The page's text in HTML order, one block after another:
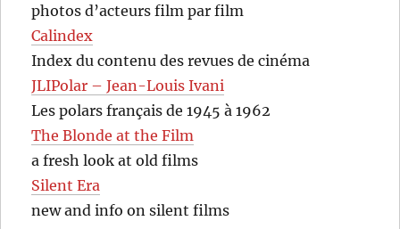
photos d’acteurs film par film
Calindex
Index du contenu des revues de cinéma
JLIPolar – Jean-Louis Ivani
Les polars français de 1945 à 1962
The Blonde at the Film
a fresh look at old films
Silent Era
new and info on silent films